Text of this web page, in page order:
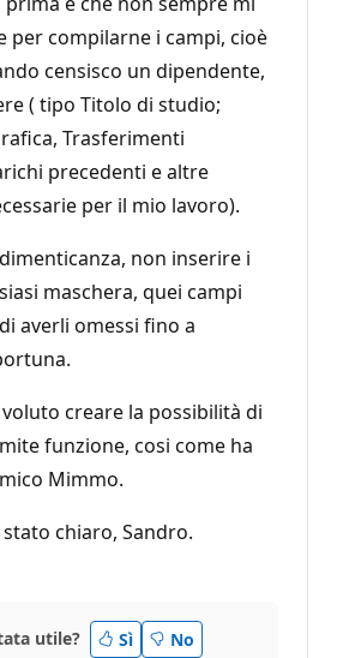
per compilarne i campi, cioè
censisco un dipendente,
( tipo Titolo di studio;
Trasferimenti
precedenti e altre
per il mio lavoro).
non inserire i
maschera, quei campi
averli omessi fino a
creare la possibilità di
funzione, cosi come ha
Mimmo.
chiaro, Sandro.
utile? Sì No